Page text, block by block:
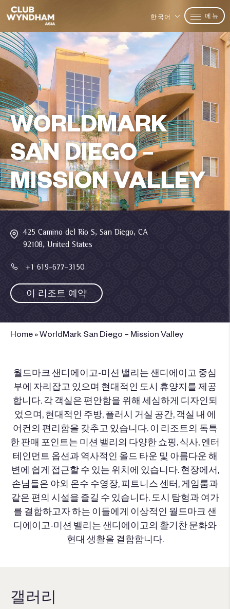
한국어 메뉴
WORLDMARK
SAN DIEGO –
MISSION VALLEY
425 Camino del Rio S, San Diego, CA
92108, United States
+1 619-677-3150
이 리조트 예약
Home »WorldMark San Diego – Mission Valley
월드마크 샌디에이고-미션 밸리는 샌디에이고 중심
부에 자리잡고 있으며 현대적인 도시 휴양지를 제공
합니다. 각 객실은 편안함을 위해 세심하게 디자인되
었으며, 현대적인 주방, 플러시 거실 공간, 객실 내 에
어컨의 편리함을 갖추고 있습니다. 이 리조트의 독특
한 판매 포인트는 미션 밸리의 다양한 쇼핑, 식사, 엔터
테인먼트 옵션과 역사적인 올드 타운 및 아름다운 해
변에 쉽게 접근할 수 있는 위치에 있습니다. 현장에서,
손님들은 야외 온수 수영장, 피트니스 센터, 게임룸과
같은 편의 시설을 즐길 수 있습니다. 도시 탐험과 여가
를 결합하고자 하는 이들에게 이상적인 월드마크 샌
디에이고-미션 밸리는 샌디에이고의 활기찬 문화와
현대 생활을 결합합니다.
갤러리